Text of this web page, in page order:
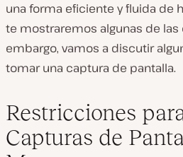
una forma eficiente y fluida de
te mostraremos algunas de las
embargo, vamos a discutir
tomar una captura de pantalla.
Restricciones
Capturas de